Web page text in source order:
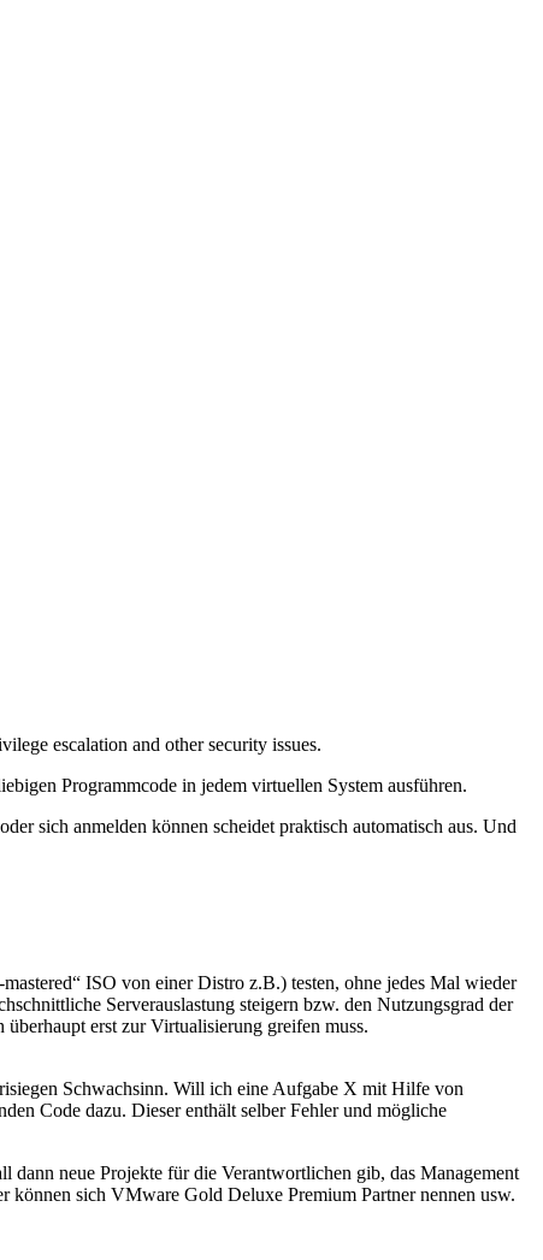
escalation and other security issues.
Programmcode in jedem virtuellen System ausführen.
sich anmelden können scheidet praktisch automatisch aus. Und
ISO von einer Distro z.B.) testen, ohne jedes Mal wieder
Serverauslastung steigern bzw. den Nutzungsgrad der
erst zur Virtualisierung greifen muss.
Schwachsinn. Will ich eine Aufgabe X mit Hilfe von
Code dazu. Dieser enthält selber Fehler und mögliche
neue Projekte für die Verantwortlichen gib, das Management
können sich VMware Gold Deluxe Premium Partner nennen usw.